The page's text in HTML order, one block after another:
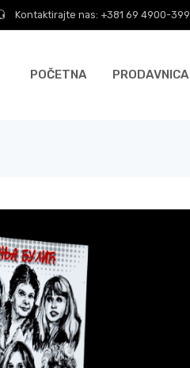
Kontaktirajte nas: +381 69 4900-399
POČETNA PRODAVNICA